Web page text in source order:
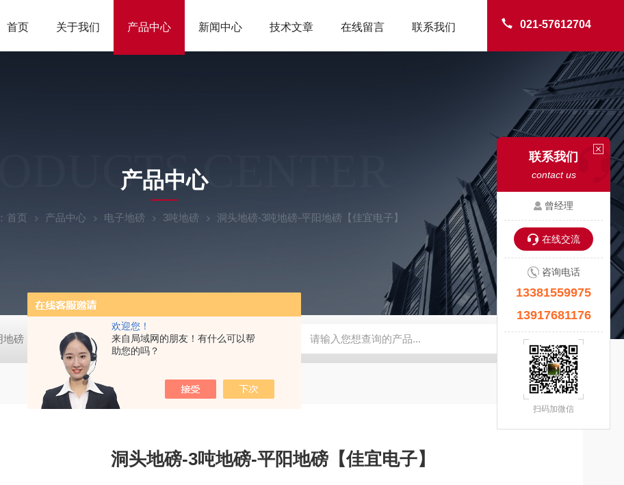
欢迎您！
来自局域网的朋友！有什么可以帮
助您的吗？
021-57612704
首页 关于我们 产品中心 新闻中心 技术文章 在线留言 联系我们
CENTER
产品中心
首页 产品中心 电子地磅 3吨地磅 洞头地磅-3吨地磅-平阳地磅【佳宜电子】
地磅【佳宜电子】 80吨地磅常规尺寸|80吨地磅标准宽度-【上海佳宜】 钢瓶秤 云南电子秤厂家 钢瓶电子秤 无
洞头地磅-3吨地磅-平阳地磅【佳宜电子】
联系我们
contact us
曾经理
在线交流
咨询电话
13381559975
13917681176
扫码加微信